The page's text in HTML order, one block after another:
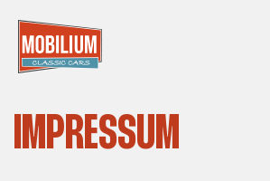
links
primary
IMPRESSUM